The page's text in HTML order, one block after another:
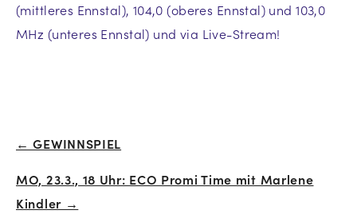
(mittleres Ennstal), 104,0 (oberes Ennstal) und 103,0
MHz (unteres Ennstal) und via Live-Stream!
Beitrags-
Navigation
← GEWINNSPIEL
MO, 23.3., 18 Uhr: ECO Promi Time mit Marlene
Kindler →